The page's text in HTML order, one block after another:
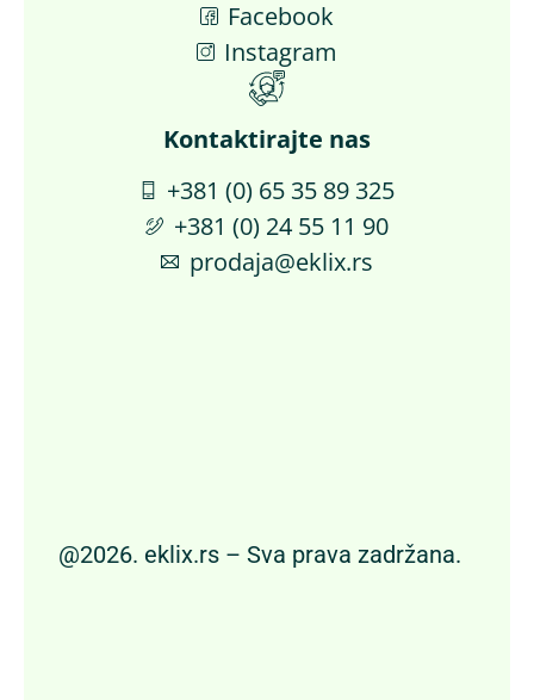
Facebook
Instagram
Kontaktirajte nas​
+381 (0) 65 35 89 325
+381 (0) 24 55 11 90
prodaja@eklix.rs
@2026. eklix.rs – Sva prava zadržana.